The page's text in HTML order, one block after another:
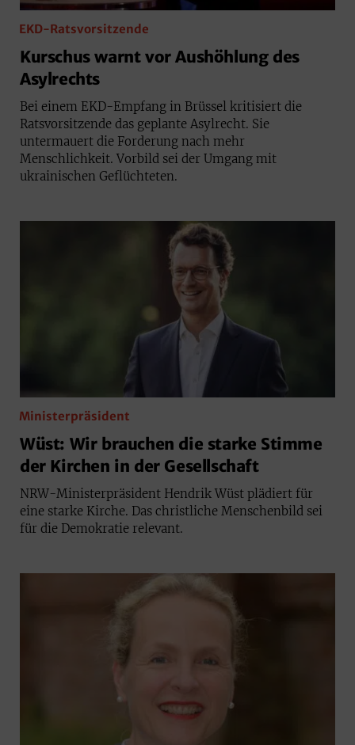
EKD-Ratsvorsitzende
Kurschus warnt vor Aushöhlung des
Asylrechts
Bei einem EKD-Empfang in Brüssel kritisiert die
Ratsvorsitzende das geplante Asylrecht. Sie
untermauert die Forderung nach mehr
Menschlichkeit. Vorbild sei der Umgang mit
ukrainischen Geflüchteten.
Ministerpräsident
Wüst: Wir brauchen die starke Stimme
der Kirchen in der Gesellschaft
NRW-Ministerpräsident Hendrik Wüst plädiert für
eine starke Kirche. Das christliche Menschenbild sei
für die Demokratie relevant.